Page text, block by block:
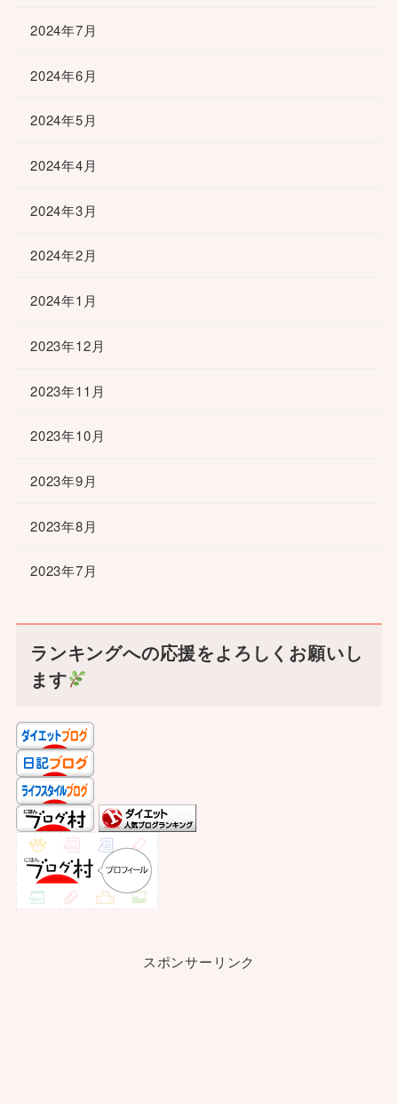
2024年7月
2024年6月
2024年5月
2024年4月
2024年3月
2024年2月
2024年1月
2023年12月
2023年11月
2023年10月
2023年9月
2023年8月
2023年7月
ランキングへの応援をよろしくお願いし
ます
スポンサーリンク